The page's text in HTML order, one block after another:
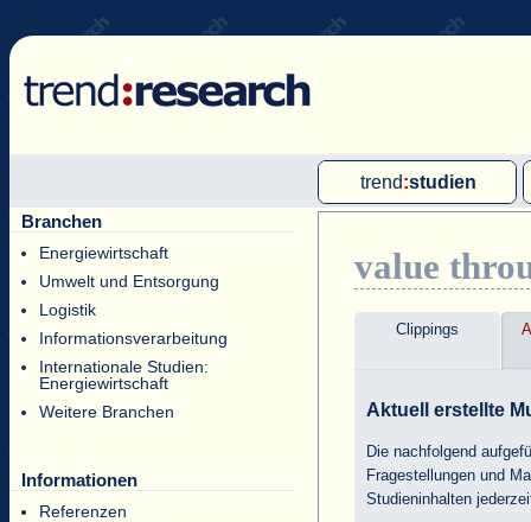
trend:studien
Single-Client-Studien
Branchen
Energiewirtschaft
Umwelt und Entsorgung
Logistik
Informationsverarbeitung
Internationale Studien:
Energiewirtschaft
Weitere Branchen
Informationen
Referenzen
value
Clippings
Aktuell erstellte
Die nachfolgend
Fragestellungen und
Studieninhalten